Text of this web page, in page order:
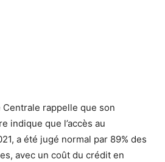
Centrale rappelle que son
indique que l’accès au
a été jugé normal par 89% des
avec un coût du crédit en